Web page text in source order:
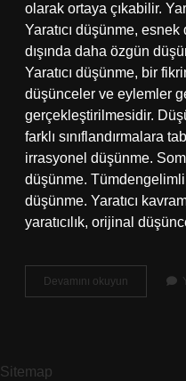
olarak ortaya çıkabilir.
Yaratıcı düşünme, esnek
dışında daha özgün
Yaratıcı düşünme, bir
düşünceler ve eylemler
gerçekleştirilmesidir.
farklı sınıflandırmalara
irrasyonel düşünme.
düşünme. Tümdengelimli
düşünme. Yaratıcı
yaratıcılık, orijinal
Devamını okuyun
Düşünme
Sitemap